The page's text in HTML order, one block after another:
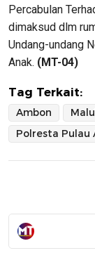
Percabulan
dimaksud dlm
Undang-undang
Anak. (MT-04)
Tag Terkait:
Ambon